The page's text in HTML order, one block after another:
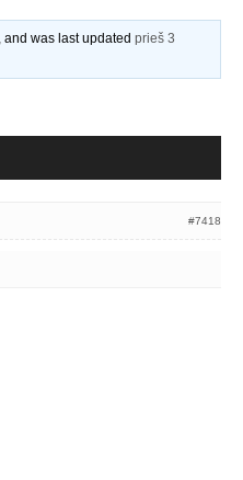
and was last updatedprieš 3
#7418